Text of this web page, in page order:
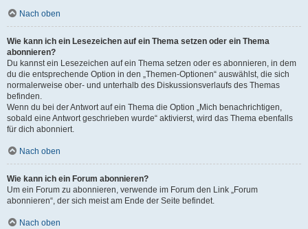
Nach oben
Wie kann ich ein Lesezeichen auf ein Thema setzen oder ein Thema
abonnieren?
Du kannst ein Lesezeichen auf ein Thema setzen oder es abonnieren, in dem
du die entsprechende Option in den „Themen-Optionen“ auswählst, die sich
normalerweise ober- und unterhalb des Diskussionsverlaufs des Themas
befinden.
Wenn du bei der Antwort auf ein Thema die Option „Mich benachrichtigen,
sobald eine Antwort geschrieben wurde“ aktivierst, wird das Thema ebenfalls
für dich abonniert.
Nach oben
Wie kann ich ein Forum abonnieren?
Um ein Forum zu abonnieren, verwende im Forum den Link „Forum
abonnieren“, der sich meist am Ende der Seite befindet.
Nach oben